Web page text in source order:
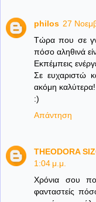
philos 27
Τώρα που σε
πόσο αληθινά
Εκπέμπεις
Σε ευχαριστώ
ακόμη καλύτερα!
:)
Απάντηση
THEODORA
1:04 μ.μ.
Χρόνια σου
φανταστείς